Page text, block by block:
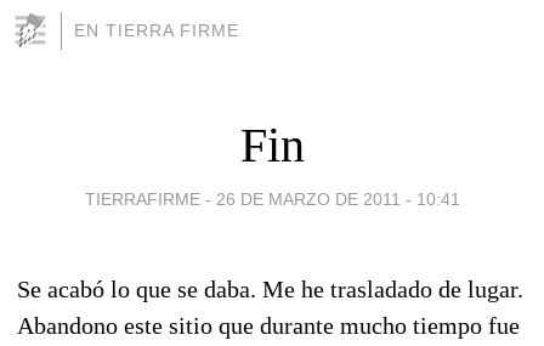
EN TIERRA FIRME
Fin
TIERRAFIRME - 26 DE MARZO DE 2011 - 10:41
Se acabó lo que se daba. Me he trasladado de lugar.
Abandono este sitio que durante mucho tiempo fue